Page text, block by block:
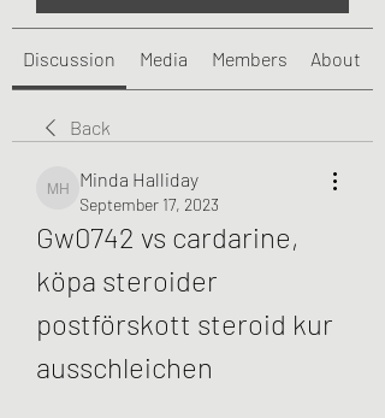
Discussion Media Members About
Back
Minda Halliday
Minda Halliday
September 17, 2023
Gw0742 vs cardarine,
köpa steroider
postförskott steroid kur
ausschleichen